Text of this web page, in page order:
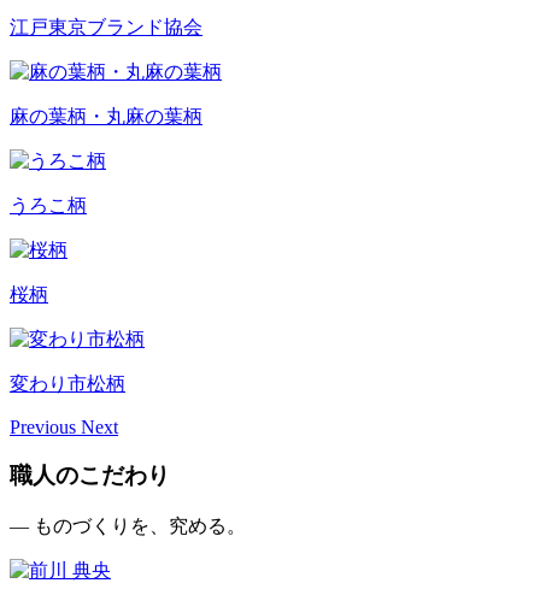
江戸東京ブランド協会
麻の葉柄・丸麻の葉柄
うろこ柄
桜柄
変わり市松柄
Previous Next
職人のこだわり
— ものづくりを、究める。